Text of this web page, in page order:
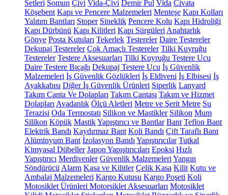
Setleri Somun Çivi Vida-Çivi Demir Pul Vida Civata
Köşebent Kapı ve Pencere Malzemeleri Menteşe Kapı Kolları
Yalıtım Bantları Stoper Sineklik Pencere Kolu Kapı Hidroliği
Kapı Dürbünü Kapı Kilitleri Kapı Sürgüleri Anahtarlık
Gönye Posta Kutuları Tekerlek Testereler Daire Testereler
Dekupaj Testereler Çok Amaçlı Testereler Tilki Kuyruğu
Testereler Testere Aksesuarları Tilki Kuyruğu Testere Ucu
Daire Testere Bıçağı Dekupaj Testere Ucu İş Güvenlik
Malzemeleri İş Güvenlik Gözlükleri İş Eldiveni İş Elbisesi İş
Ayakkabısı Diğer İş Güvenlik Ürünleri Siperlik Lanyard
Takım Çanta Ve Dolapları Takım Çantası Takım ve Hizmet
Dolapları Avadanlık Ölçü Aletleri Metre ve Şerit Metre Su
Terazisi Oda Termostatı Silikon ve Mastikler Silikon Mum
Silikon Köpük MastikYapıştırıcı ve Bantlar Bant Teflon Bant
Elektrik Bandı Kaydırmaz Bant Koli Bandı Çift Taraflı Bant
Alüminyum Bant İzolasyon Bandı Yapıştırıcılar Tutkal
Kimyasal Dübeller Japon Yapıştırıcıları Epoksi Hızlı
Yapıştırıcı Merdivenler Güvenlik Malzemeleri Yangın
Söndürücü Alarm Kasa ve Kilitler Çelik Kasa Kilit Kutu ve
Ambalaj Malzemeleri Kargo Kutusu Kargo Poşeti Koli
Motosiklet Ürünleri Motorsiklet Aksesuarları Motosiklet